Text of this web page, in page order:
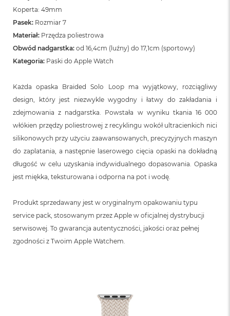
Koperta: 49mm
Pasek: Rozmiar 7
Materiał: Przędza poliestrowa
Obwód nadgarstka: od 16,4cm (luźny) do 17,1cm (sportowy)
Kategoria: Paski do Apple Watch
Każda opaska Braided Solo Loop ma wyjątkowy, rozciągliwy
design, który jest niezwykle wygodny i łatwy do zakładania i
zdejmowania z nadgarstka. Powstała w wyniku tkania 16 000
włókien przędzy poliestrowej z recyklingu wokół ultracienkich nici
silikonowych przy użyciu zaawansowanych, precyzyjnych maszyn
do zaplatania, a następnie laserowego cięcia opaski na dokładną
długość w celu uzyskania indywidualnego dopasowania. Opaska
jest miękka, teksturowana i odporna na pot i wodę.
Produkt sprzedawany jest w oryginalnym opakowaniu typu
service pack, stosowanym przez Apple w oficjalnej dystrybucji
serwisowej. To gwarancja autentyczności, jakości oraz pełnej
zgodności z Twoim Apple Watchem.